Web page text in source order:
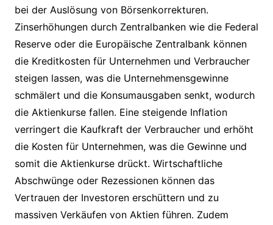
bei der Auslösung von Börsenkorrekturen.
Zinserhöhungen durch Zentralbanken wie die Federal
Reserve oder die Europäische Zentralbank können
die Kreditkosten für Unternehmen und Verbraucher
steigen lassen, was die Unternehmensgewinne
schmälert und die Konsumausgaben senkt, wodurch
die Aktienkurse fallen. Eine steigende Inflation
verringert die Kaufkraft der Verbraucher und erhöht
die Kosten für Unternehmen, was die Gewinne und
somit die Aktienkurse drückt. Wirtschaftliche
Abschwünge oder Rezessionen können das
Vertrauen der Investoren erschüttern und zu
massiven Verkäufen von Aktien führen. Zudem